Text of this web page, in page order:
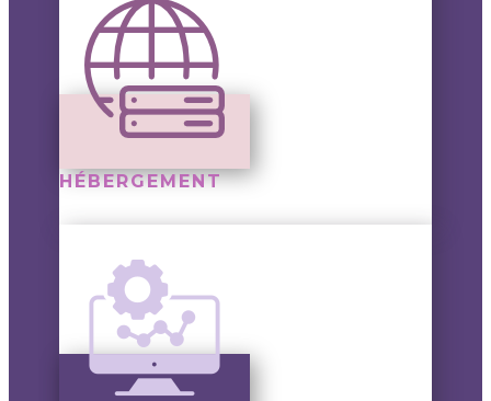
HÉBERGEMENT